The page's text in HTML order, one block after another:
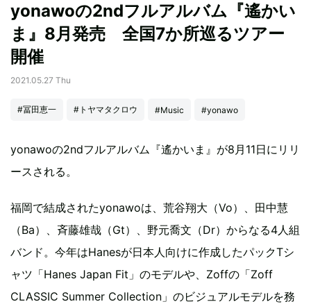
yonawoの2ndフルアルバム『遙かい
ま』8月発売 全国7か所巡るツアー
開催
2021.05.27 Thu
#冨田恵一 #トヤマタクロウ #Music #yonawo
yonawoの2ndフルアルバム『遙かいま』が8月11日にリリ
ースされる。
福岡で結成されたyonawoは、荒谷翔大（Vo）、田中慧
（Ba）、斉藤雄哉（Gt）、野元喬文（Dr）からなる4人組
バンド。今年はHanesが日本人向けに作成したパックTシ
ャツ「Hanes Japan Fit」のモデルや、Zoffの「Zoff
CLASSIC Summer Collection」のビジュアルモデルを務